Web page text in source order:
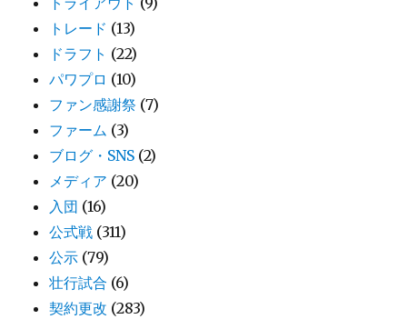
トレード (13)
ドラフト (22)
パワプロ (10)
ファン感謝祭 (7)
ファーム (3)
ブログ・SNS (2)
メディア (20)
入団 (16)
公式戦 (311)
公示 (79)
壮行試合 (6)
契約更改 (283)